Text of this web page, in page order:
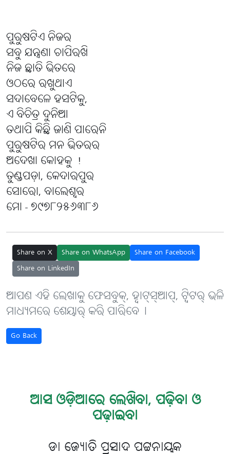
ପୁରୁଷଟିଏ ନିଜର
ସବୁ ଯନ୍ତ୍ରଣା ଚାପିରଖି
ନିଜ ଛାତି ଭିତରେ
ଓଠରେ ରଖୁଥାଏ
ସଦାବେଳେ ହସଟିକୁ,
ଏ ବିଚିତ୍ର ଦୁନିଆ
ତଥାପି କିଛି ଜାଣି ପାରେନି
ପୁରୁଷଟିର ମନ ଭିତରର
ଅଦେଖା କୋହକୁ !
ତୁଣ୍ଡପଡ଼ା, କେଦାରପୁର
ସୋରୋ, ବାଲେଶ୍ୱର
ମୋ - ୭୯୭୮୨୫୬୩୮୬
Share on X Share on WhatsApp
Share on Facebook
Share on LinkedIn
ଆପଣ ଏହି ଲେଖାକୁ ଫେସବୁକ୍, ହ୍ବାଟ୍‌ସ୍‌ଆପ୍, ଟ୍ବିଟର୍ ଭଳି
ମାଧ୍ୟମରେ ଶେୟାର୍ କରି ପାରିବେ୤
Go Back
ଆସ ଓଡ଼ିଆରେ ଲେଖିବା, ପଢ଼ିବା ଓ
ପଢ଼ାଇବା
ଡା ଜ୍ୟୋତି ପ୍ରସାଦ ପଟ୍ଟନାୟକ